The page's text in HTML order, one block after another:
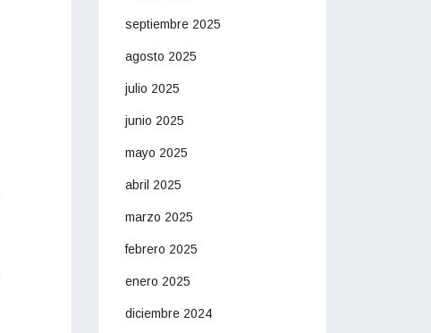
septiembre 2025
agosto 2025
julio 2025
junio 2025
mayo 2025
abril 2025
marzo 2025
febrero 2025
enero 2025
diciembre 2024